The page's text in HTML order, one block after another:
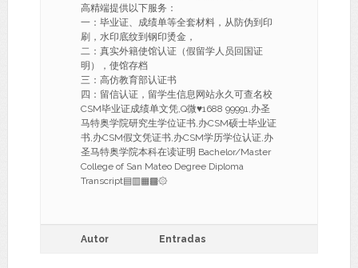
高精端提供以下服务：
一：毕业证、成绩单等全套材料，从防伪到印
刷，水印底纹到钢印烫金，
二：真实外籍使馆认证（假留学人员回国证
明），使馆存档
三：高仿教育部认证书
四：留信认证，留学生信息网站永久可查名校
CSM毕业证成绩单文凭,Q微♥1688 99991,办圣
马特奥学院研究生学位证书,办CSM硕士毕业证
书,办CSM假文凭证书,办CSM学历学位认证,办
圣马特奥学院本科在读证明 Bachelor/Master
College of San Mateo Degree Diploma
Transcript▤▥▦▩۞
Autor Entradas